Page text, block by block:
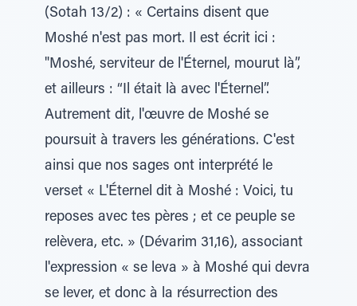
(Sotah 13/2) : « Certains disent que
Moshé n'est pas mort. Il est écrit ici :
"Moshé, serviteur de l'Éternel, mourut là”,
et ailleurs : “Il était là avec l'Éternel”.
Autrement dit, l'œuvre de Moshé se
poursuit à travers les générations. C'est
ainsi que nos sages ont interprété le
verset « L'Éternel dit à Moshé : Voici, tu
reposes avec tes pères ; et ce peuple se
relèvera, etc. » (Dévarim 31,16), associant
l'expression « se leva » à Moshé qui devra
se lever, et donc à la résurrection des